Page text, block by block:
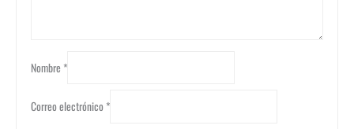
Nombre *
Correo electrónico*